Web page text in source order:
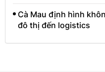
Cà Mau định hình
đô thị đến logistics